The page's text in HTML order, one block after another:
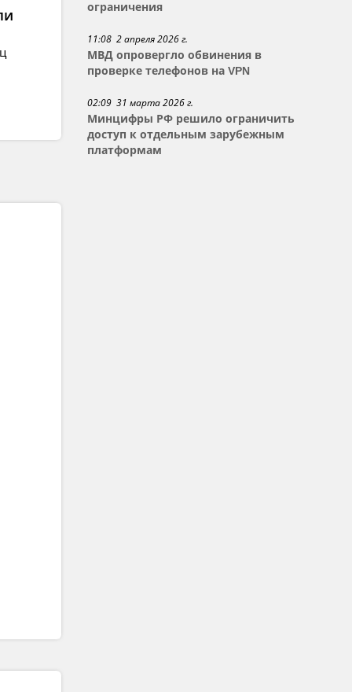
ограничения
11:08 2 апреля 2026 г.
МВД опровергло обвинения в
проверке телефонов на VPN
02:09 31 марта 2026 г.
Минцифры РФ решило ограничить
доступ к отдельным зарубежным
платформам